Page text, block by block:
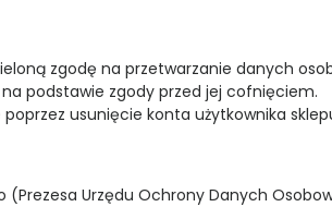
zgodę na przetwarzanie danych
podstawie zgody przed jej cofnięciem.
usunięcie konta użytkownika
Urzędu Ochrony Danych